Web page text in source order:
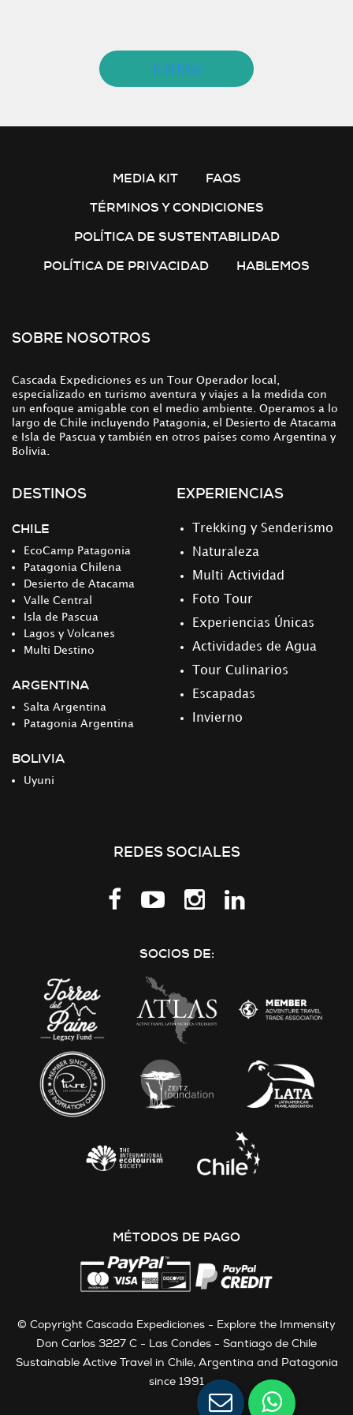
MEDIA KIT
FAQS
TÉRMINOS Y CONDICIONES
POLÍTICA DE SUSTENTABILIDAD
POLÍTICA DE PRIVACIDAD
HABLEMOS
SOBRE NOSOTROS
Cascada Expediciones es un Tour Operador local,
especializado en turismo aventura y viajes a la medida con
un enfoque amigable con el medio ambiente. Operamos a lo
largo de Chile incluyendo Patagonia, el Desierto de Atacama
e Isla de Pascua y también en otros países como Argentina y
Bolivia.
DESTINOS
CHILE
EcoCamp Patagonia
Patagonia Chilena
Desierto de Atacama
Valle Central
Isla de Pascua
Lagos y Volcanes
Multi Destino
ARGENTINA
Salta Argentina
Patagonia Argentina
BOLIVIA
Uyuni
EXPERIENCIAS
Trekking y Senderismo
Naturaleza
Multi Actividad
Foto Tour
Experiencias Únicas
Actividades de Agua
Tour Culinarios
Escapadas
Invierno
REDES SOCIALES
Síguenos
SOCIOS DE:
MÉTODOS DE PAGO
© Copyright Cascada Expediciones - Explore the Immensity
Don Carlos 3227 C - Las Condes - Santiago de Chile
Sustainable Active Travel in Chile, Argentina and Patagonia
since 1991